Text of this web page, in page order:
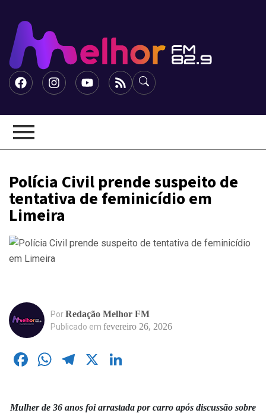
Polícia Civil prende suspeito de
tentativa de feminicídio em
Limeira
PorRedação Melhor FM
Publicado em fevereiro 26, 2026
Facebook
WhatsApp
Telegram
X
Mulher de 36 anos foi arrastada por carro após discussão sobre